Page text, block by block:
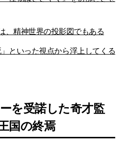
、精神世界の投影図でもある
」といった視点から浮上してくる
を受諾した奇才監
国の終焉